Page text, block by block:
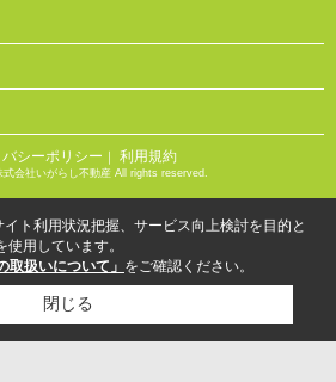
シーポリシー ｜ 利用規約
会社いがらし不動産 All rights reserved.
ト利用状況把握、サービス向上検討を目的と
用しています。
取扱いについて」 をご確認ください。
閉じる